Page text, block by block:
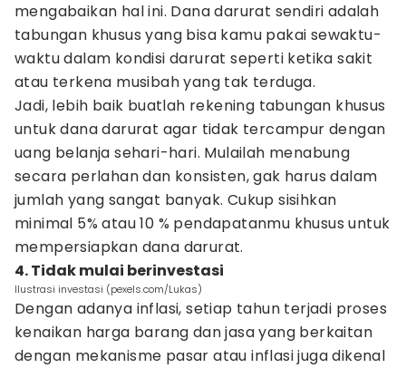
mengabaikan hal ini. Dana darurat sendiri adalah
tabungan khusus yang bisa kamu pakai sewaktu-
waktu dalam kondisi darurat seperti ketika sakit
atau terkena musibah yang tak terduga.
Jadi, lebih baik buatlah rekening tabungan khusus
untuk dana darurat agar tidak tercampur dengan
uang belanja sehari-hari. Mulailah menabung
secara perlahan dan konsisten, gak harus dalam
jumlah yang sangat banyak. Cukup sisihkan
minimal 5% atau 10 % pendapatanmu khusus untuk
mempersiapkan dana darurat.
4. Tidak mulai berinvestasi
Ilustrasi investasi (pexels.com/Lukas)
Dengan adanya inflasi, setiap tahun terjadi proses
kenaikan harga barang dan jasa yang berkaitan
dengan mekanisme pasar atau inflasi juga dikenal